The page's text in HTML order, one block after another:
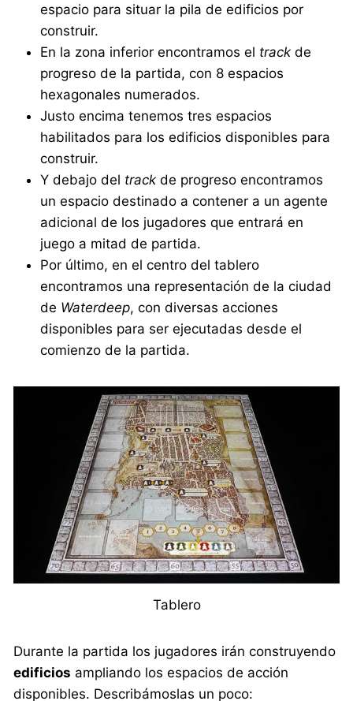
espacio para situar la pila de edificios por
construir.
En la zona inferior encontramos el track de
progreso de la partida, con 8 espacios
hexagonales numerados.
Justo encima tenemos tres espacios
habilitados para los edificios disponibles para
construir.
Y debajo del track de progreso encontramos
un espacio destinado a contener a un agente
adicional de los jugadores que entrará en
juego a mitad de partida.
Por último, en el centro del tablero
encontramos una representación de la ciudad
de Waterdeep, con diversas acciones
disponibles para ser ejecutadas desde el
comienzo de la partida.
Tablero
Durante la partida los jugadores irán construyendo
edificios ampliando los espacios de acción
disponibles. Describámoslas un poco: